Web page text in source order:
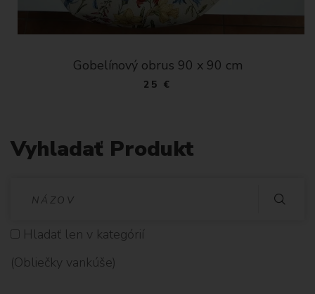
Gobelínový obrus 90 x 90 cm
25 €
Vyhladať Produkt
Hladať len v kategórií
(Obliečky vankúše)